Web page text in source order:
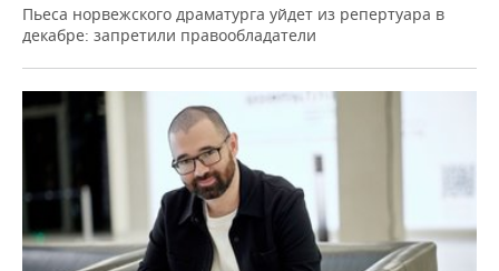
Пьеса норвежского драматурга уйдет из репертуара в
декабре: запретили правообладатели